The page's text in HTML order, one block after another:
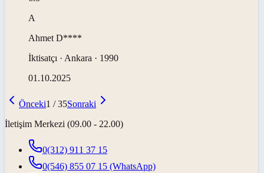
A
Ahmet D****
İktisatçı · Ankara · 1990
01.10.2025
Önceki1 /35Sonraki
İletişim Merkezi (09.00 - 22.00)
0(312) 911 37 15
0(546) 855 07 15 (WhatsApp)